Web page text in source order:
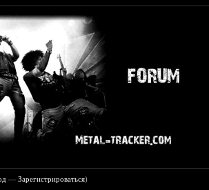
—Зарегистрироваться)